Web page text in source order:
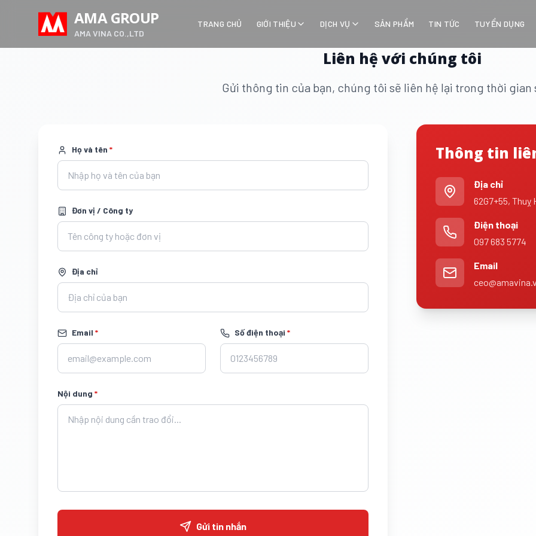
AMA GROUP
AMA VINA CO.,LTD
TRANG CHỦ GIỚI THIỆU DỊCH VỤ SẢN PHẨM TIN TỨC TUYỂN DỤNG
Liên hệ với chúng tôi
Gửi thông tin của bạn, chúng tôi sẽ liên hệ lại trong thời gian
Họ và tên *
Đơn vị / Công ty
Địa chỉ
Email * Số điện thoại *
Nội dung *
Gửi tin nhắn
Thông tin
Địa chỉ
62G7+55,
Điện thoại
097 683 5774
Email